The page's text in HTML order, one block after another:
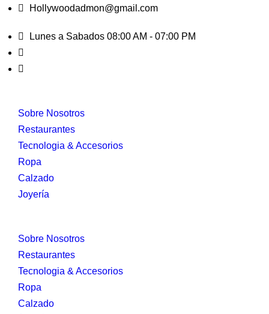
Hollywoodadmon@gmail.com
Lunes a Sabados 08:00 AM - 07:00 PM
Sobre Nosotros
Restaurantes
Tecnologia & Accesorios
Ropa
Calzado
Joyería
Sobre Nosotros
Restaurantes
Tecnologia & Accesorios
Ropa
Calzado